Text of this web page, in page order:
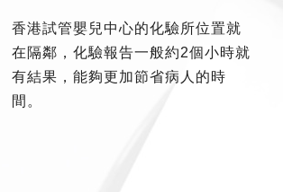
香港試管嬰兒中心的化驗所位置就
在隔鄰，化驗報告一般約2個小時就
有結果，能夠更加節省病人的時
間。